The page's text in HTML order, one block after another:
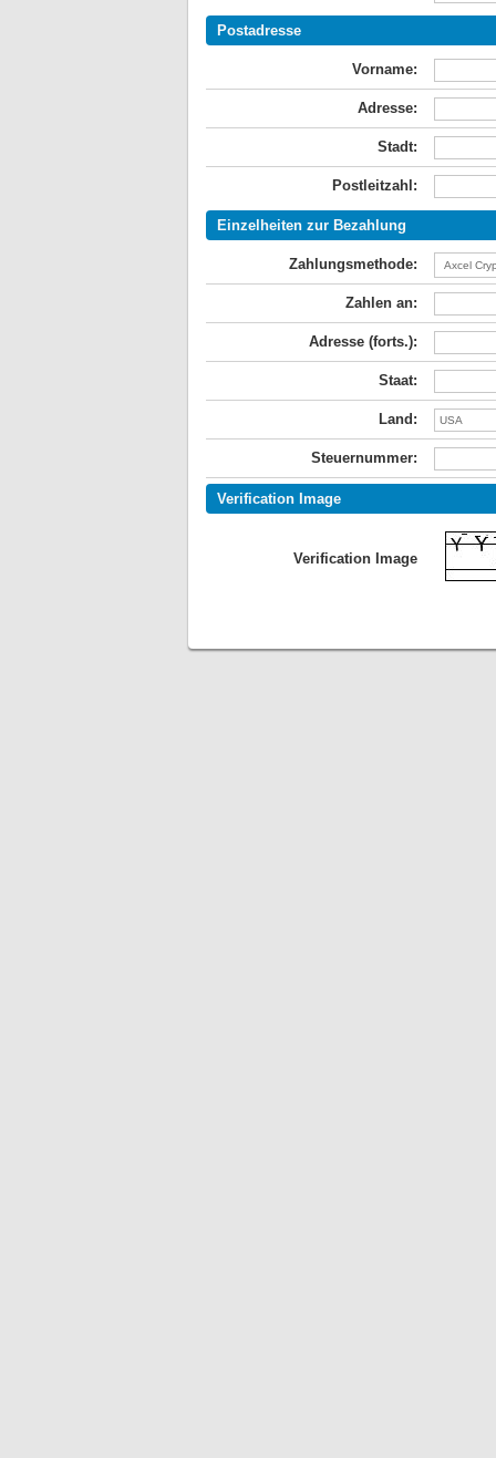
Postadresse
Vorname:
Adresse:
Stadt:
Postleitzahl:
Einzelheiten zur Bezahlung
Zahlungsmethode:
Zahlen an:
Adresse (forts.):
Staat:
Land:
Steuernummer:
Verification Image
Verification Image